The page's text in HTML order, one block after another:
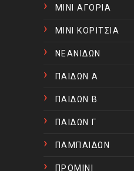
ΜΙΝΙ ΑΓΟΡΙΑ
ΜΙΝΙ ΚΟΡΙΤΣΙΑ
ΝΕΑΝΙΔΩΝ
ΠΑΙΔΩΝ Α
ΠΑΙΔΩΝ Β
ΠΑΙΔΩΝ Γ
ΠΑΜΠΑΙΔΩΝ
ΠΡΟΜΙΝΙ